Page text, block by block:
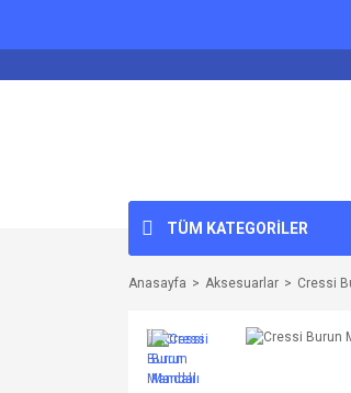
TÜM KATEGORİLER
Anasayfa Aksesuarlar Cressi